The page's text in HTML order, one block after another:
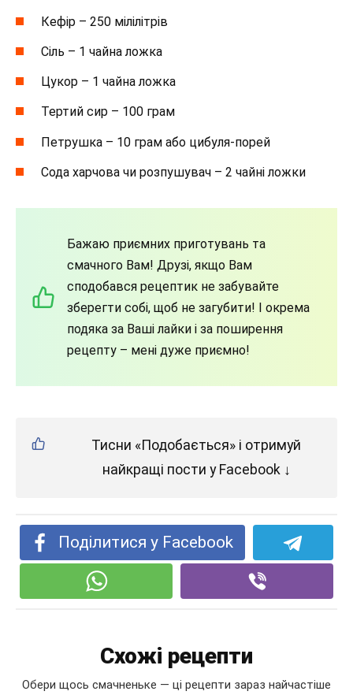
Кефір – 250 мілілітрів
Сіль – 1 чайна ложка
Цукор – 1 чайна ложка
Тертий сир – 100 грам
Петрушка – 10 грам або цибуля-порей
Сода харчова чи розпушувач – 2 чайні ложки
Бажаю приємних приготувань та
смачного Вам! Друзі, якщо Вам
сподобався рецептик не забувайте
зберегти собі, щоб не загубити! І окрема
подяка за Ваші лайки і за поширення
рецепту – мені дуже приємно!
Тисни «Подобається» і отримуй
найкращі пости у Facebook ↓
Поділитися у Facebook
Схожі рецепти
Обери щось смачненьке — ці рецепти зараз найчастіше